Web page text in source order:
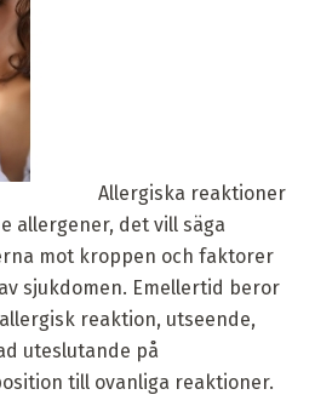
Allergiska reaktioner
allergener, det vill säga
mot kroppen och faktorer
sjukdomen. Emellertid beror
reaktion, utseende,
uteslutande på
till ovanliga reaktioner.